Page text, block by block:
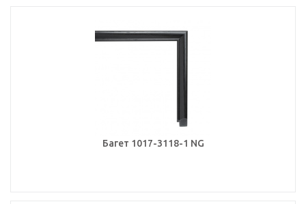
Багет 1017-3118-1 NG